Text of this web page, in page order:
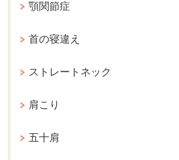
顎関節症
首の寝違え
ストレートネック
肩こり
五十肩